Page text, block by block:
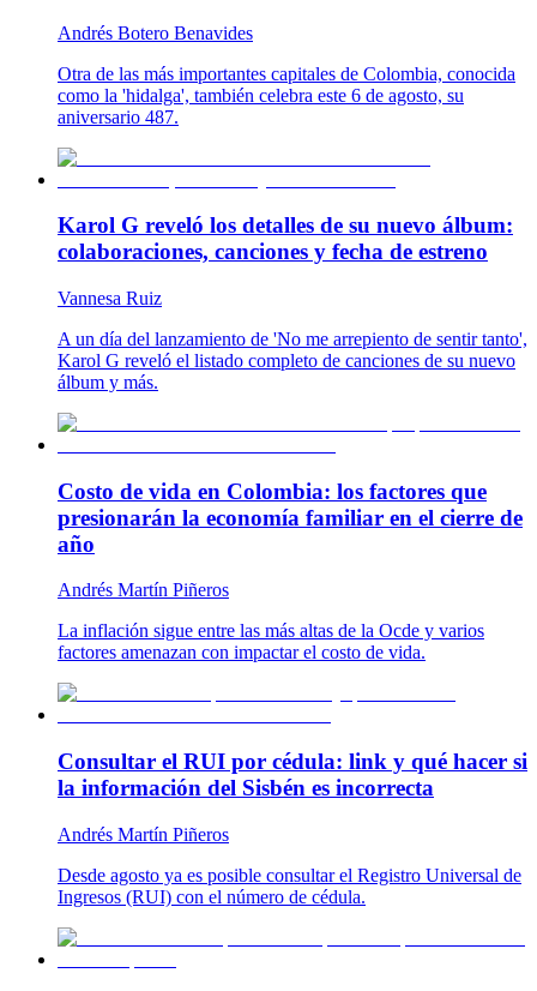
Andrés Botero Benavides
Otra de las más importantes capitales de Colombia, conocida
como la 'hidalga', también celebra este 6 de agosto, su
aniversario 487.
Karol G reveló los detalles de su nuevo álbum:
colaboraciones, canciones y fecha de estreno
Vannesa Ruiz
A un día del lanzamiento de 'No me arrepiento de sentir tanto',
Karol G reveló el listado completo de canciones de su nuevo
álbum y más.
Costo de vida en Colombia: los factores que
presionarán la economía familiar en el cierre de
año
Andrés Martín Piñeros
La inflación sigue entre las más altas de la Ocde y varios
factores amenazan con impactar el costo de vida.
Consultar el RUI por cédula: link y qué hacer si
la información del Sisbén es incorrecta
Andrés Martín Piñeros
Desde agosto ya es posible consultar el Registro Universal de
Ingresos (RUI) con el número de cédula.